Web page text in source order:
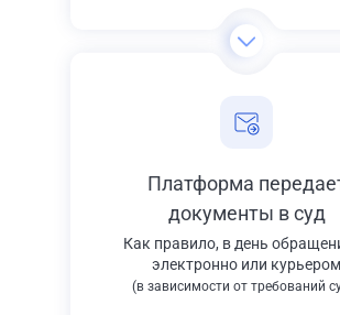
Платформа
документы в суд
Как правило, в день
электронно или курьером
(в зависимости от требований